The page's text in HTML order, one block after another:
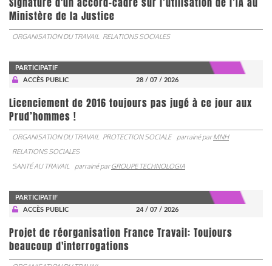
Ministère de la Justice
ORGANISATION DU TRAVAIL RELATIONS SOCIALES
PARTICIPATIF
ACCÈS PUBLIC
28 / 07 / 2026
Licenciement de 2016 toujours pas jugé à ce jour aux
Prud’hommes !
ORGANISATION DU TRAVAIL PROTECTION SOCIALE parrainé parMNH
RELATIONS SOCIALES
SANTÉ AU TRAVAIL
parrainé parGROUPE TECHNOLOGIA
PARTICIPATIF
ACCÈS PUBLIC
24 / 07 / 2026
Projet de réorganisation France Travail: Toujours
beaucoup d'interrogations